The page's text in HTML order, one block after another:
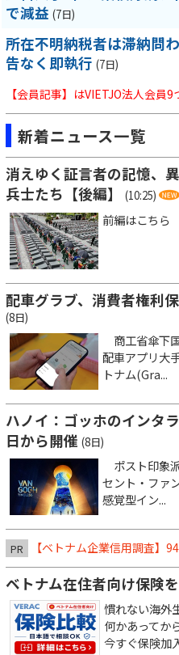
で減益 (7日)
所在不明納税者は滞納問
告なく即執行 (7日)
【会員記事】はVIETJO法人会員
新着ニュース一覧
消えゆく証言者の記憶、
兵士たち【後編】
(10:25)
前編はこち
配車グラブ、消費者権利
(8日)
商工省傘下
配車アプリ大
トナム(Gra...
ハノイ：ゴッホのインタ
日から開催 (8日)
ポスト印象
セント・ファ
感覚型イン...
PR 【ベトナム企業信用調査】
ベトナム在住者向け保険
慣れない海外
何かあってか
今すぐ保険加